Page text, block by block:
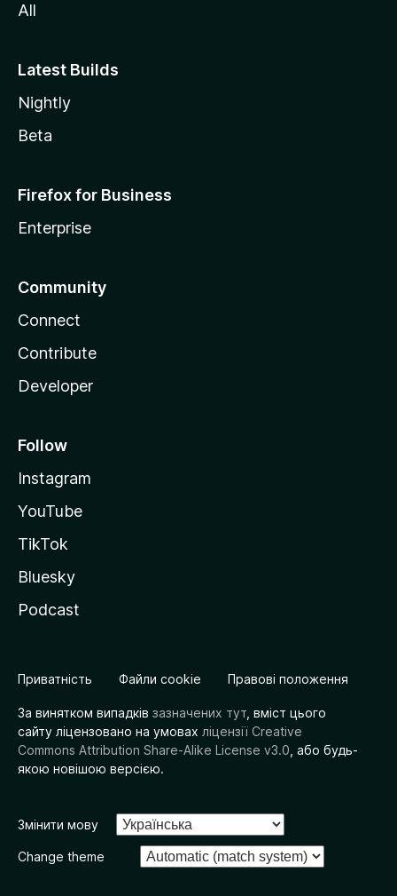
All
Latest Builds
Nightly
Beta
Firefox for Business
Enterprise
Community
Connect
Contribute
Developer
Follow
Instagram
YouTube
TikTok
Bluesky
Podcast
Приватність Файли cookie Правові положення
За винятком випадків зазначених тут , вміст цього
сайту ліцензовано на умовах ліцензії Creative
Commons Attribution Share-Alike License v3.0 , або будь-
якою новішою версією.
Змінити мову
Change theme